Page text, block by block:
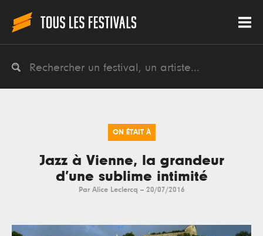
ON ÉTAIT À
Jazz à Vienne, la grandeur
d’une sublime intimité
Par Alice Leclercq -- 20/07/2016